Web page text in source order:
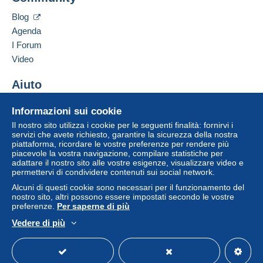
può comportare conseguenze sul conto
Se le Condizioni di vendita del venditore includono
condizioni d'uso, sono le uniche applicabili.
Gli acquisti devono essere pagati entro
dal ricevimento della richiesta di pagamento del
venditore.
Garanzia:
Diritto di recesso|Spese di restituzione a carico
dell'acquirente.
Per conoscere i termini per il reso e per il rimborso
dell'oggettoconsulta la Carta Delcampe.
ENVOI EN COURRIER SIMPLE, ou EN SUIVI OU
RECOMMANDE AU CHOIX DE L'ACHETEUR
Informazioni sui cookie
Il nostro sito utilizza i cookie per le seguenti finalità: fornirvi i
servizi che avete richiesto, garantire la sicurezza della nostra
piattaforma, ricordare le vostre preferenze per rendere più
piacevole la vostra navigazione, compilare statistiche per
adattare il nostro sito alle vostre esigenze, visualizzare video e
permettervi di condividere contenuti sui social network.
Alcuni di questi cookie sono necessari per il funzionamento del
nostro sito, altri possono essere impostati secondo le vostre
preferenze. Per saperne di più
Vedere di più
Blog
Agenda
I Forum
Video
Aiuto
Acquistare su Delcampe
Vendere su Delcampe
Un sito sicuro